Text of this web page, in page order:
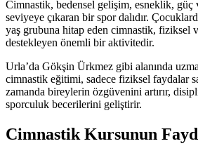
Cimnastik, bedensel gelişim, esneklik, güç
seviyeye çıkaran bir spor dalıdır.
yaş grubuna hitap eden cimnastik, fiziksel
destekleyen önemli bir aktivitedir.
Urla’da Gökşin Ürkmez gibi alanında
cimnastik eğitimi, sadece fiziksel faydalar
zamanda bireylerin özgüvenini artırır,
sporculuk becerilerini geliştirir.
Cimnastik Kursunun